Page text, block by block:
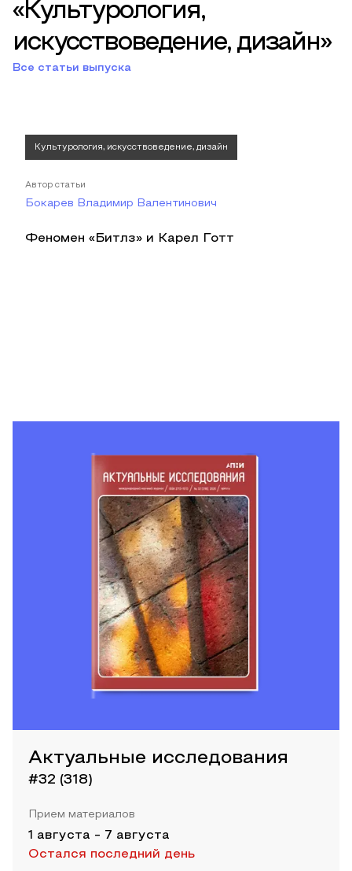
«Культурология,
искусствоведение, дизайн»
Все статьи выпуска
Культурология, искусствоведение, дизайн
Автор статьи
Бокарев Владимир Валентинович
Феномен «Битлз» и Карел Готт
Актуальные исследования
#32 (318)
Прием материалов
1 августа - 7 августа
Остался последний день